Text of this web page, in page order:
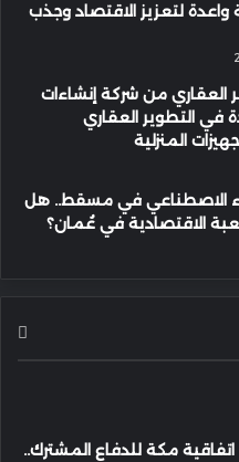
واعدة لتعزيز الاقتصاد وجذب
العقاري من شركة إنشاءات
في التطوير العقاري
المنزلية
الاصطناعي في مسقط.. هل
الاقتصادية في عُمان؟
اتفاقية مكة للدفاع المشترك..